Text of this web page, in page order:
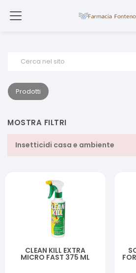
Cerca nel sito
Prodotti
MOSTRA FILTRI
Insetticidi casa e ambiente
CLEAN KILL EXTRA
MICRO FAST 375 ML